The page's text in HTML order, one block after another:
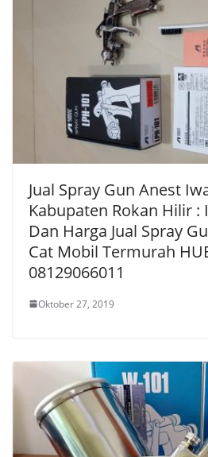
Jual Spray Gun Anest
Kabupaten Rokan Hilir
Dan Harga Jual Spray
Cat Mobil Termurah
08129066011
Oktober 27, 2019